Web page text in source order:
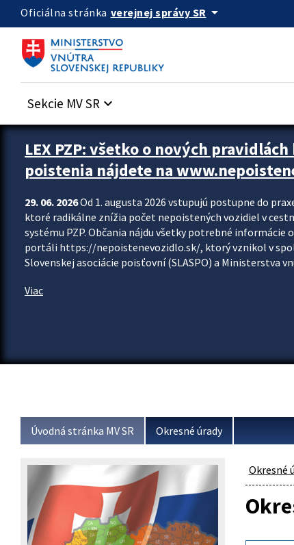
Preskocit na hlavný obsah
Oficiálna stránka verejnej správy SR arrow_drop_down
Sekcie MV SR keyboard_arrow_down
Zastavit automatický posun upútavok
LEX PZP: všetko o nových
poistenia nájdete na
29. 06. 2026Od 1. augusta 2026 vstupujú postupne do
ktoré radikálne znížia počet nepoistených vozidiel v
systému PZP. Občania nájdu všetky potrebné
portáli https://nepoistenevozidlo.sk/, ktorý vznikol v
Slovenskej asociácie poisťovní (SLASPO) a Ministerstva
Viac
Úvodná stránka MV SR Okresné úrady
Okresné